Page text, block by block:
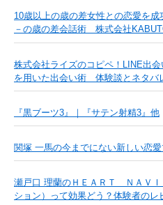
10歳以上の歳の差女性との恋愛を
－の歳の差会話術 株式会社
株式会社ライズのコピペ！LINE出
を用いた出会い術 体験談とネタバ
『黒ブーツ3』｜『サテン射精3』他
関塚 一馬の今までにない新しい恋
瀬戸口 理蘭のＨＥＡＲＴ ＮＡＶＩ
ション）って効果どう？体験者のレ